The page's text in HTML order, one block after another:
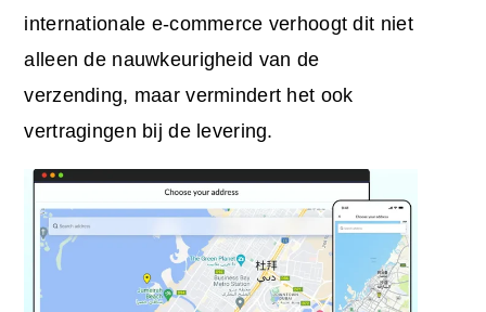
internationale e-commerce verhoogt dit niet
alleen de nauwkeurigheid van de
verzending, maar vermindert het ook
vertragingen bij de levering.